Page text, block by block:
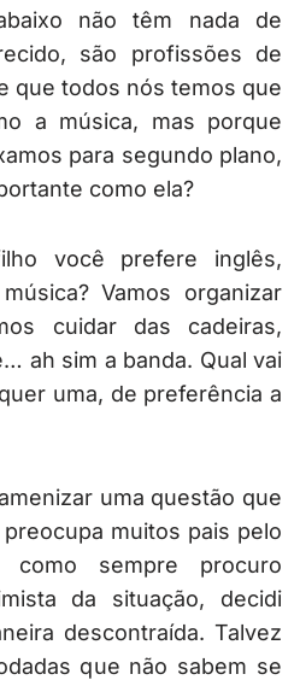
não têm nada de
são profissões de
que todos nós temos que
a música, mas porque
para segundo plano,
como ela?
você prefere inglês,
Vamos organizar
cuidar das cadeiras,
ah sim a banda. Qual vai
uma, de preferência a
uma questão que
muitos pais pelo
como sempre procuro
da situação, decidi
descontraída. Talvez
que não sabem se